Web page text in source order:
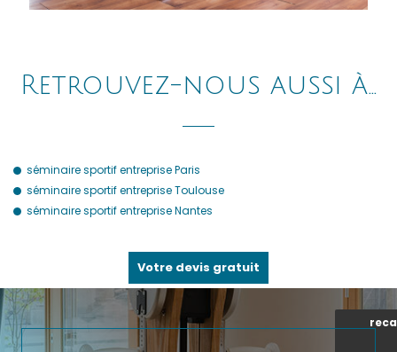
Retrouvez-nous aussi à…
séminaire sportif entreprise Paris
séminaire sportif entreprise Toulouse
séminaire sportif entreprise Nantes
Votre devis gratuit